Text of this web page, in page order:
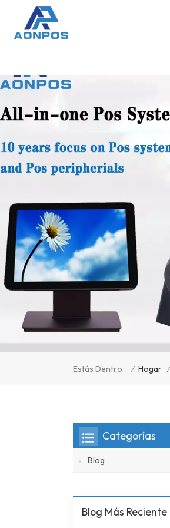
Estás Dentro : / Hogar /
Categorías
Blog
Blog Más Reciente